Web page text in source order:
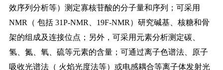
效序列分析等）测定寡核苷酸的分子量和序列；可采用
NMR（ 包括 31P-NMR、19F-NMR）研究碱基、核糖和骨
架的组成及连接位点；另外，可采用元素分析测定碳、
氢、氮、氧、硫等元素的含量；可通过离子色谱法、原子
吸收光谱法（ 火焰光度法等）或电感耦合等离子体发射光